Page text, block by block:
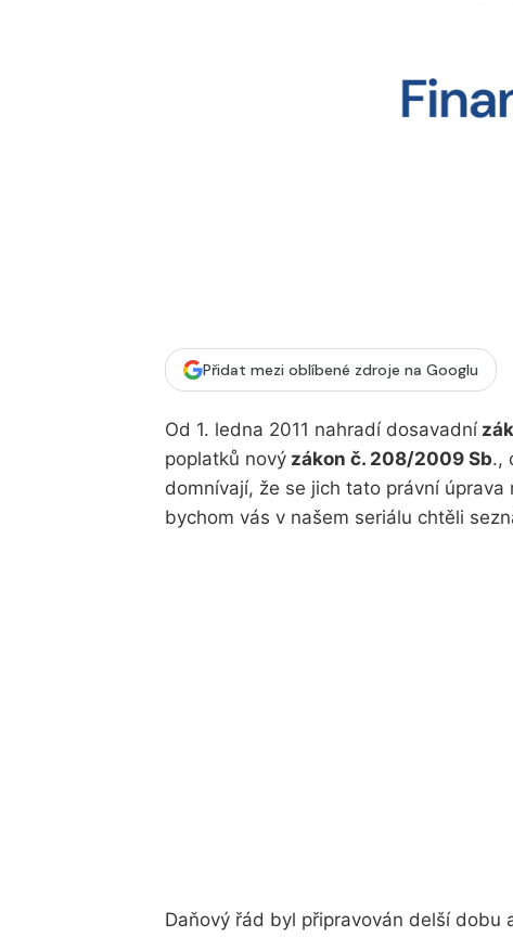
Přidat mezi oblíbené zdroje na Googlu
Od 1. ledna 2011 nahradí dosavadní
poplatků nový zákon č. 208/2009 Sb.,
domnívají, že se jich tato právní
bychom vás v našem seriálu chtěli
Daňový řád byl připravován delší dobu